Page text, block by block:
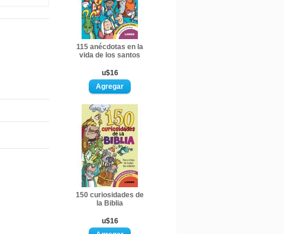
115 anécdotas en la
vida de los santos
u$16
150 curiosidades de
la Biblia
u$16